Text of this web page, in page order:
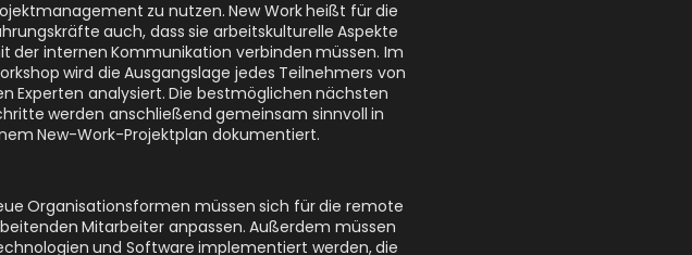
zu nutzen. New Work heißt für die
auch, dass sie arbeitskulturelle Aspekte
der internen Kommunikation verbinden müssen. Im
wird die Ausgangslage jedes Teilnehmers von
Experten analysiert. Die bestmöglichen nächsten
werden anschließend gemeinsam sinnvoll in
New-Work-Projektplan dokumentiert.
Organisationsformen müssen sich für die remote
Mitarbeiter anpassen. Außerdem müssen
und Software implementiert werden, die